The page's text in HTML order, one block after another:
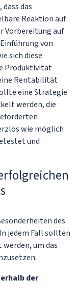
das
Reaktion auf
Vorbereitung auf
von
sich diese
Produktivität
Rentabilität
eine Strategie
werden, die
wie möglich
und
des
jedem Fall sollten
um das
der